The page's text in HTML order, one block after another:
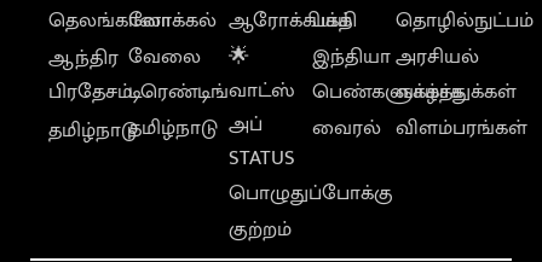
தெலங்கானா
ஆந்திர
பிரதேசம்
தமிழ்நாடு
லோக்கல்
வேலை
டிரெண்டிங்
தமிழ்நாடு
ஆரோக்கியம்
🌟
வாட்ஸ்
அப்
STATUS
பொழுதுப்போக்கு
குற்றம்
பக்தி
இந்தியா
பெண்களுக்காக
வைரல்
தொழில்நுட்பம்
அரசியல்
வாழ்த்துக்கள்
விளம்பரங்கள்